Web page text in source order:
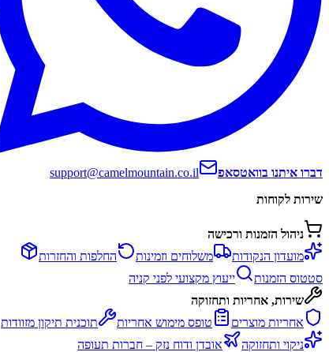
דברו איתנו בוואטסאפ
support@camelmountain.co.il
שירות לקוחות
ניהול הזמנות ורכישה
מועדון הנקודות
משלוחים וזמינות
החלפות והחזרות
סטטוס הזמנות
ייעוץ מקצועי לפני קניה
שירות, אחריות ותחזוקה
אחריות מוצרים
טופס מימוש אחריות
תוכנית תיקון מזוודות
ניקוי ותחזוקה
אובדן ודוח נזק – חברות תעופה